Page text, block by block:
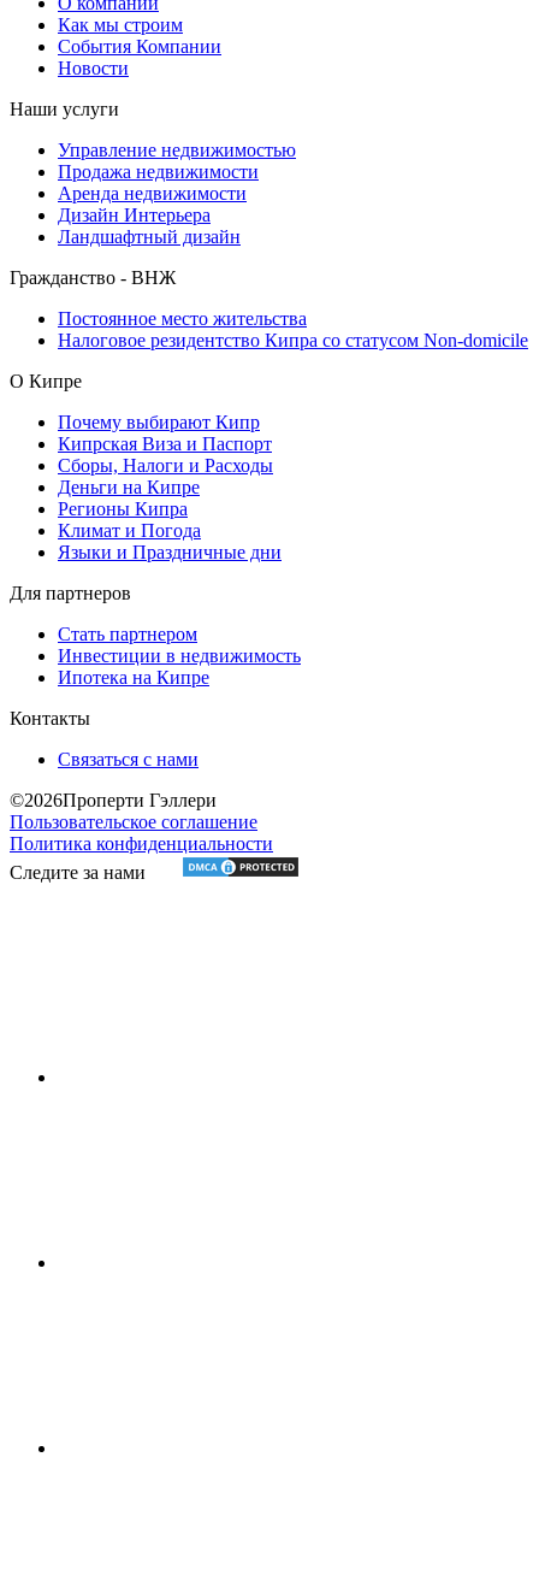
Как мы строим
События Компании
Новости
Наши услуги
Управление недвижимостью
Продажа недвижимости
Аренда недвижимости
Дизайн Интерьера
Ландшафтный дизайн
Гражданство - ВНЖ
Постоянное место жительства
Налоговое резидентство Кипра со статусом Non-domicile
О Кипре
Почему выбирают Кипр
Кипрская Виза и Паспорт
Сборы, Налоги и Расходы
Деньги на Кипре
Регионы Кипра
Климат и Погода
Языки и Праздничные дни
Для партнеров
Стать партнером
Инвестиции в недвижимость
Ипотека на Кипре
Контакты
Связаться с нами
©2026Проперти Гэллери
Пользовательское соглашение
Политика конфиденциальности
Следите за нами